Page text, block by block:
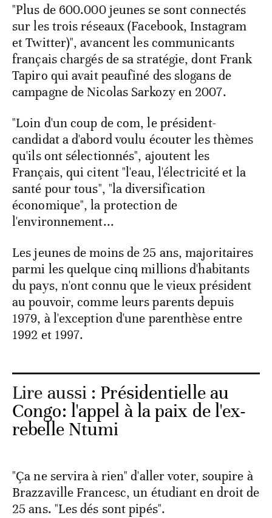
"Plus de 600.000 jeunes se sont connectés
sur les trois réseaux (Facebook, Instagram
et Twitter)", avancent les communicants
français chargés de sa stratégie, dont Frank
Tapiro qui avait peaufiné des slogans de
campagne de Nicolas Sarkozy en 2007.
"Loin d'un coup de com, le président-
candidat a d'abord voulu écouter les thèmes
qu'ils ont sélectionnés", ajoutent les
Français, qui citent "l'eau, l'électricité et la
santé pour tous", "la diversification
économique", la protection de
l'environnement...
Les jeunes de moins de 25 ans, majoritaires
parmi les quelque cinq millions d'habitants
du pays, n'ont connu que le vieux président
au pouvoir, comme leurs parents depuis
1979, à l'exception d'une parenthèse entre
1992 et 1997.
Lire aussi : Présidentielle au
Congo: l'appel à la paix de l'ex-
rebelle Ntumi
"Ça ne servira à rien" d'aller voter, soupire à
Brazzaville Francesc, un étudiant en droit de
25 ans. "Les dés sont pipés".